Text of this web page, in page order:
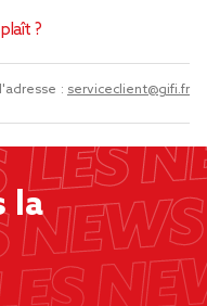
?
: serviceclient@gifi.fr
la